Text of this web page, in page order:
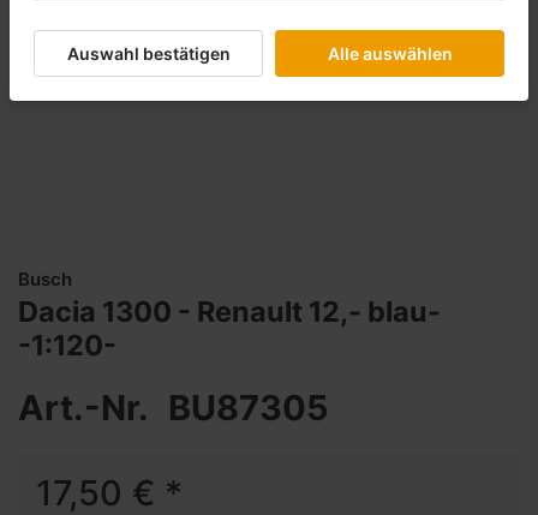
Busch
Dacia 1300 - Renault 12,- blau-
-1:120-
Art.-Nr. BU87305
17,50 € *
Auswahl bestätigen Alle auswählen